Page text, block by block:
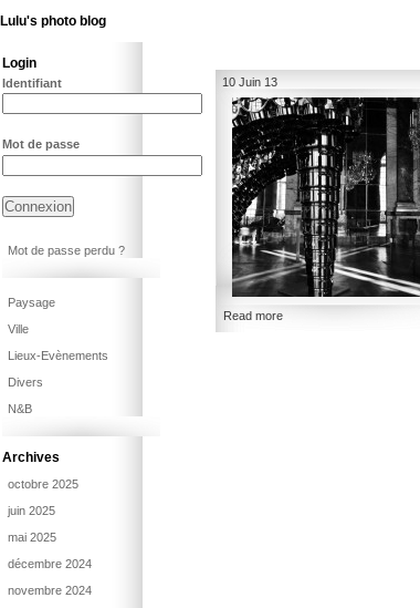
Lulu's photo blog
10 Juin 13
Read more
Login
Identifiant
Mot de passe
Mot de passe perdu ?
Paysage
Ville
Lieux-Evènements
Divers
N&B
Archives
octobre 2025
juin 2025
mai 2025
décembre 2024
novembre 2024